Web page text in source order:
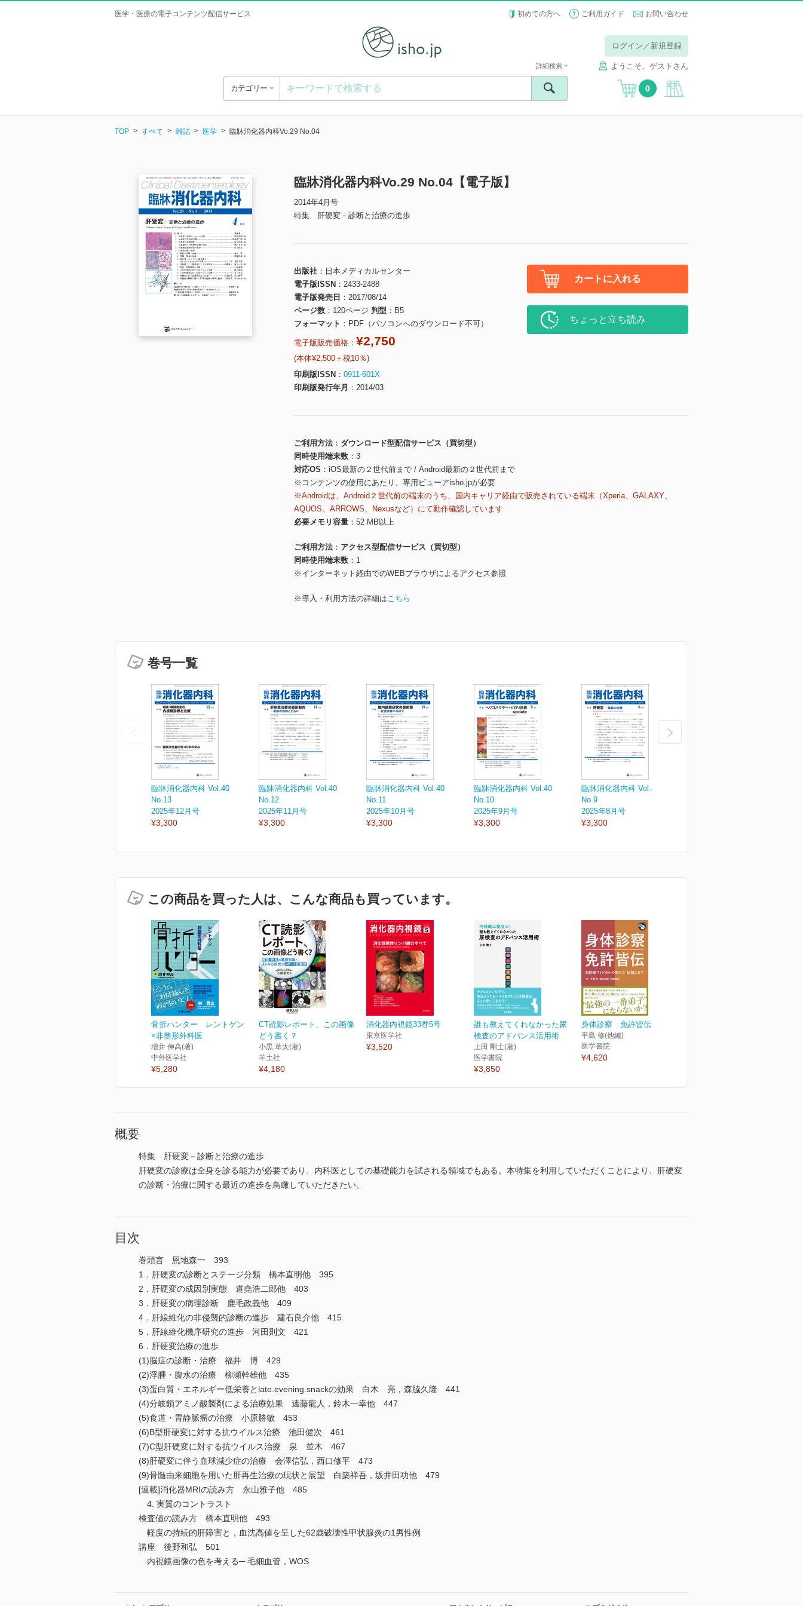
医学・医療の電子コンテンツ配信サービス 初めての方へ ご利用ガイド お問い合わせ
ログイン／新規登録
ようこそ、ゲストさん
カテゴリー
詳細検索
0
TOP すべて 雑誌 医学 臨牀消化器内科Vo.29 No.04
臨牀消化器内科Vo.29 No.04【電子版】
2014年4月号
特集 肝硬変－診断と治療の進歩
出版社
日本メディカルセンター
電子版ISSN
2433-2488
電子版発売日
2017/08/14
ページ数
120ページ 判型
B5
フォーマット
PDF（パソコンへのダウンロード不可）
電子版販売価格： ¥2,750
(本体¥2,500＋税10％)
印刷版ISSN
0911-601X
印刷版発行年月
2014/03
カートに入れる
ちょっと立ち読み
ご利用方法
ダウンロード型配信サービス（買切型）
同時使用端末数
3
対応OS
iOS最新の２世代前まで / Android最新の２世代前まで
※コンテンツの使用にあたり、専用ビューアisho.jpが必要
※Androidは、Android２世代前の端末のうち、国内キャリア経由で販売されている端末（Xperia、GALAXY、
AQUOS、ARROWS、Nexusなど）にて動作確認しています
必要メモリ容量
52 MB以上
ご利用方法
アクセス型配信サービス（買切型）
同時使用端末数
1
※インターネット経由でのWEBブラウザによるアクセス参照
※導入・利用方法の詳細はこちら
巻号一覧
臨牀消化器内科 Vol.40
No.13
2025年12月号
¥3,300
臨牀消化器内科 Vol.40
No.12
2025年11月号
¥3,300
臨牀消化器内科 Vol.40
No.11
2025年10月号
¥3,300
臨牀消化器内科 Vol.40
No.10
2025年9月号
¥3,300
臨牀消化器内科 Vol.40
No.9
2025年8月号
¥3,300
この商品を買った人は、こんな商品も買っています。
骨折ハンター レントゲン
×非整形外科医
増井 伸高(著)
中外医学社
¥5,280
CT読影レポート、この画像
どう書く？
小黒 草太(著)
羊土社
¥4,180
消化器内視鏡33巻5号
東京医学社
¥3,520
誰も教えてくれなかった尿
検査のアドバンス活用術
上田 剛士(著)
医学書院
¥3,850
身体診察 免許皆伝
平島 修(他編)
医学書院
¥4,620
概要
特集 肝硬変－診断と治療の進歩
肝硬変の診療は全身を診る能力が必要であり、内科医としての基礎能力を試される領域でもある。本特集を利用していただくことにより、肝硬変
の診断・治療に関する最近の進歩を鳥瞰していただきたい。
目次
巻頭言 恩地森一 393
1．肝硬変の診断とステージ分類 橋本直明他 395
2．肝硬変の成因別実態 道堯浩二郎他 403
3．肝硬変の病理診断 鹿毛政義他 409
4．肝線維化の非侵襲的診断の進歩 建石良介他 415
5．肝線維化機序研究の進歩 河田則文 421
6．肝硬変治療の進歩
(1)脳症の診断・治療 福井 博 429
(2)浮腫・腹水の治療 柳瀬幹雄他 435
(3)蛋白質・エネルギー低栄養とlate.evening.snackの効果 白木 亮，森脇久隆 441
(4)分岐鎖アミノ酸製剤による治療効果 遠藤龍人，鈴木一幸他 447
(5)食道・胃静脈瘤の治療 小原勝敏 453
(6)B型肝硬変に対する抗ウイルス治療 池田健次 461
(7)C型肝硬変に対する抗ウイルス治療 泉 並木 467
(8)肝硬変に伴う血球減少症の治療 会澤信弘，西口修平 473
(9)骨髄由来細胞を用いた肝再生治療の現状と展望 白築祥吾，坂井田功他 479
[連載]消化器MRIの読み方 永山雅子他 485
4. 実質のコントラスト
検査値の読み方 橋本直明他 493
軽度の持続的肝障害と，血沈高値を呈した62歳破壊性甲状腺炎の1男性例
講座 後野和弘 501
内視鏡画像の色を考える─ 毛細血管，WOS